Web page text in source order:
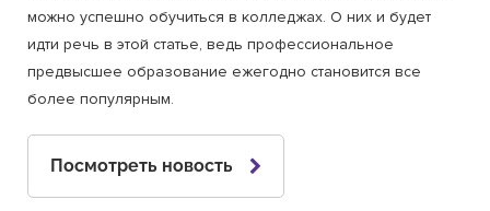
можно успешно обучиться в колледжах. О них и будет
идти речь в этой статье, ведь профессиональное
предвысшее образование ежегодно становится все
более популярным.
Посмотреть новость